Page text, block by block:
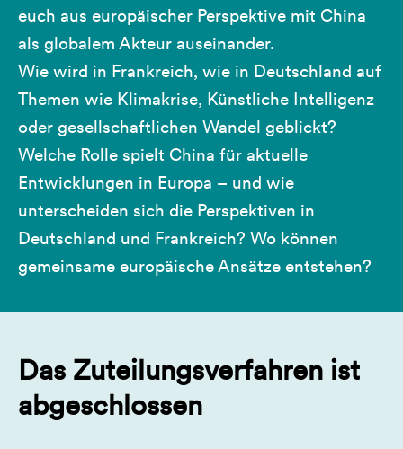
euch aus europäischer Perspektive mit China
als globalem Akteur auseinander.
Wie wird in Frankreich, wie in Deutschland auf
Themen wie Klimakrise, Künstliche Intelligenz
oder gesellschaftlichen Wandel geblickt?
Welche Rolle spielt China für aktuelle
Entwicklungen in Europa – und wie
unterscheiden sich die Perspektiven in
Deutschland und Frankreich? Wo können
gemeinsame europäische Ansätze entstehen?
Das Zuteilungsverfahren ist
abgeschlossen